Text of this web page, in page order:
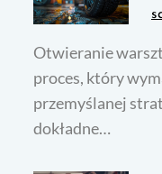
Otwieranie
proces, który
przemyślanej
dokładne…